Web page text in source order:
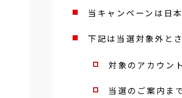
当キャンペーンは日
下記は当選対象外と
対象のアカウン
当選のご案内ま